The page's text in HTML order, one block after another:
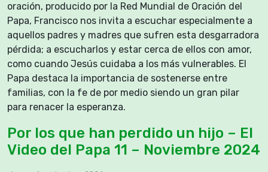
oración, producido por la Red Mundial de Oración del
Papa, Francisco nos invita a escuchar especialmente a
aquellos padres y madres que sufren esta desgarradora
pérdida; a escucharlos y estar cerca de ellos con amor,
como cuando Jesús cuidaba a los más vulnerables. El
Papa destaca la importancia de sostenerse entre
familias, con la fe de por medio siendo un gran pilar
para renacer la esperanza.
Por los que han perdido un hijo – El
Video del Papa 11 – Noviembre 2024